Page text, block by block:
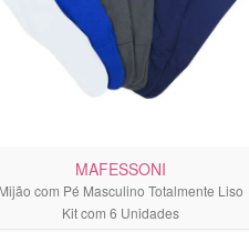
MAFESSONI
Mijão com Pé Masculino Totalmente Liso
Kit com 6 Unidades